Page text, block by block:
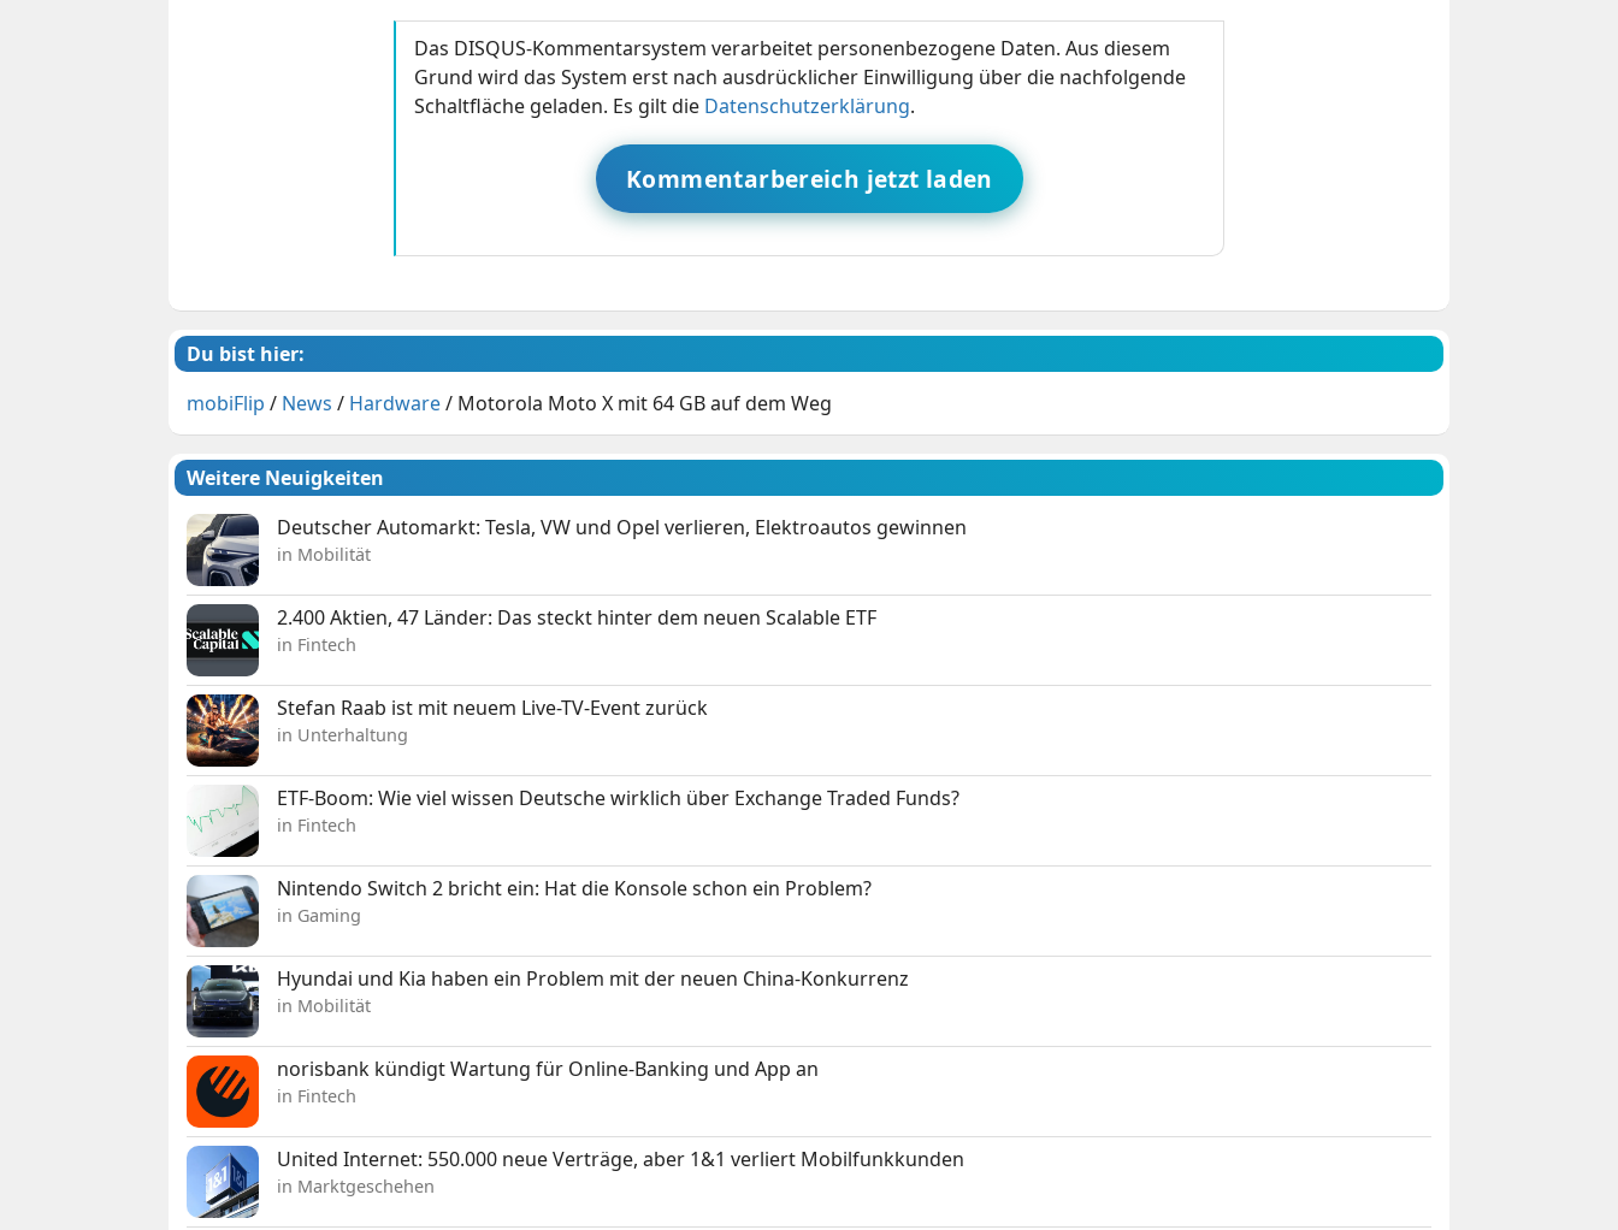
Das DISQUS-Kommentarsystem verarbeitet personenbezogene Daten. Aus diesem
Grund wird das System erst nach ausdrücklicher Einwilligung über die nachfolgende
Schaltfläche geladen. Es gilt die Datenschutzerklärung.
Kommentarbereich jetzt laden
Du bist hier:
mobiFlip / News / Hardware/ Motorola Moto X mit 64 GB auf dem Weg
Weitere Neuigkeiten
Deutscher Automarkt: Tesla, VW und Opel verlieren, Elektroautos gewinnen
in Mobilität
2.400 Aktien, 47 Länder: Das steckt hinter dem neuen Scalable ETF
in Fintech
Stefan Raab ist mit neuem Live-TV-Event zurück
in Unterhaltung
ETF-Boom: Wie viel wissen Deutsche wirklich über Exchange Traded Funds?
in Fintech
Nintendo Switch 2 bricht ein: Hat die Konsole schon ein Problem?
in Gaming
Hyundai und Kia haben ein Problem mit der neuen China-Konkurrenz
in Mobilität
norisbank kündigt Wartung für Online-Banking und App an
in Fintech
United Internet: 550.000 neue Verträge, aber 1&1 verliert Mobilfunkkunden
in Marktgeschehen